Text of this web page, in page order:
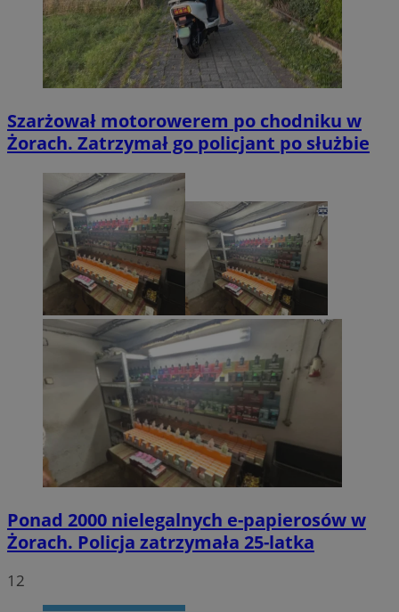
Szarżował motorowerem po chodniku w
Żorach. Zatrzymał go policjant po służbie
Ponad 2000 nielegalnych e-papierosów w
Żorach. Policja zatrzymała 25-latka
12